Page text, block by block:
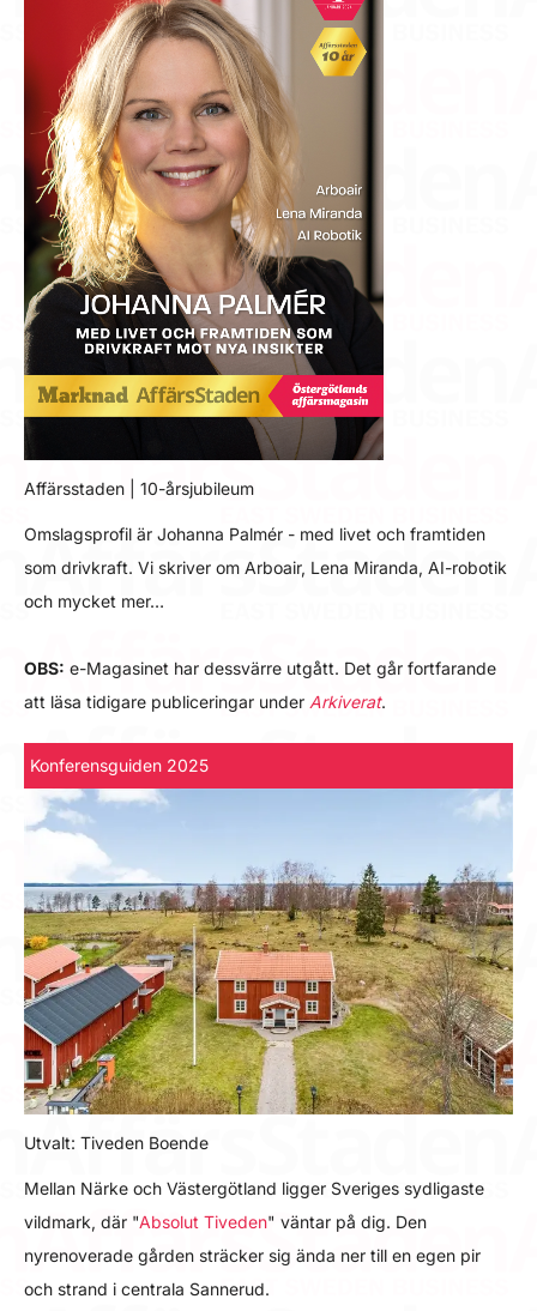
Affärsstaden | 10-årsjubileum
Omslagsprofil är Johanna Palmér - med livet och framtiden
som drivkraft. Vi skriver om Arboair, Lena Miranda, AI-robotik
och mycket mer…
OBS: e-Magasinet har dessvärre utgått. Det går fortfarande
att läsa tidigare publiceringar under Arkiverat.
Konferensguiden 2025
Utvalt: Tiveden Boende
Mellan Närke och Västergötland ligger Sveriges sydligaste
vildmark, där "Absolut Tiveden" väntar på dig. Den
nyrenoverade gården sträcker sig ända ner till en egen pir
och strand i centrala Sannerud.